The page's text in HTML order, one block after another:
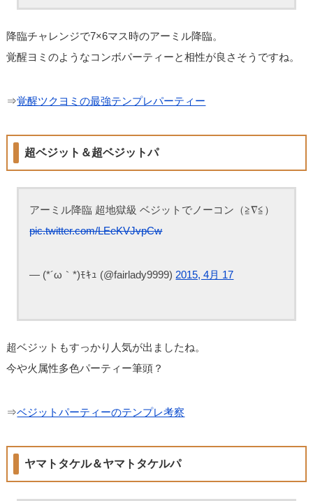
降臨チャレンジで7×6マス時のアーミル降臨。
覚醒ヨミのようなコンボパーティーと相性が良さそうですね。
⇒覚醒ツクヨミの最強テンプレパーティー
超ベジット＆超ベジットパ
アーミル降臨 超地獄級 ベジットでノーコン（≧∇≦）
pic.twitter.com/LEeKVJvpCw
— (*´ω｀*)ﾓｷｭ (@fairlady9999) 2015, 4月 17
超ベジットもすっかり人気が出ましたね。
今や火属性多色パーティー筆頭？
⇒ベジットパーティーのテンプレ考察
ヤマトタケル＆ヤマトタケルパ